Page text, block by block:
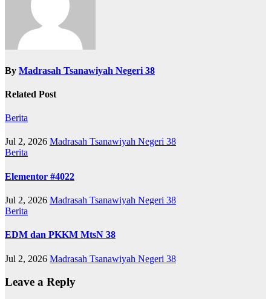
By Madrasah Tsanawiyah Negeri 38
Related Post
Berita
Jul 2, 2026 Madrasah Tsanawiyah Negeri 38
Berita
Elementor #4022
Jul 2, 2026 Madrasah Tsanawiyah Negeri 38
Berita
EDM dan PKKM MtsN 38
Jul 2, 2026 Madrasah Tsanawiyah Negeri 38
Leave a Reply